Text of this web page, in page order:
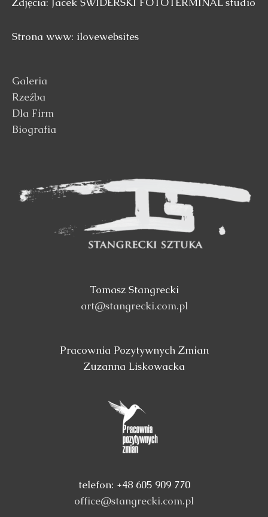
Strona www: ilovewebsites
Galeria
Rzeźba
Dla Firm
Biografia
Tomasz Stangrecki
art@stangrecki.com.pl
Pracownia Pozytywnych Zmian
Zuzanna Liskowacka
telefon: +48 605 909 770
office@stangrecki.com.pl